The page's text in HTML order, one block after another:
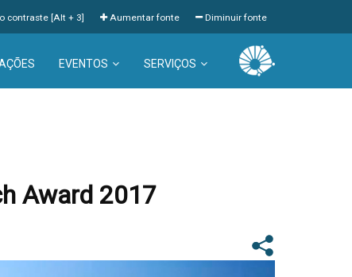
Diminuir fonte
Aumentar fonte
contraste [Alt + 3]
EVENTOS SERVIÇOS
Award 2017